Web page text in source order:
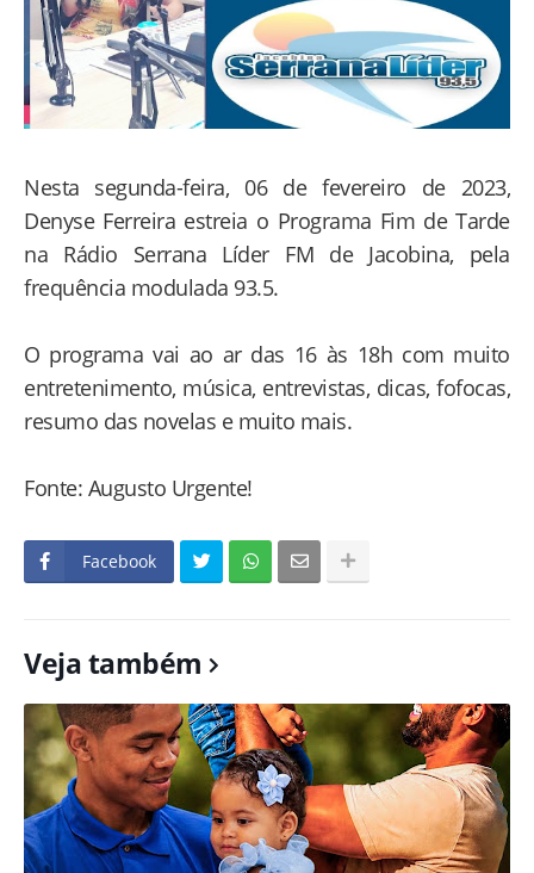
Nesta segunda-feira, 06 de fevereiro de 2023,
Denyse Ferreira estreia o Programa Fim de Tarde
na Rádio Serrana Líder FM de Jacobina, pela
frequência modulada 93.5.
O programa vai ao ar das 16 às 18h com muito
entretenimento, música, entrevistas, dicas, fofocas,
resumo das novelas e muito mais.
Fonte: Augusto Urgente!
Facebook
Veja também